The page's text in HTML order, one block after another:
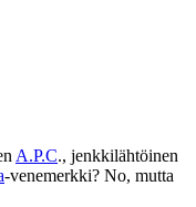
A.P.C., jenkkilähtöinen
-venemerkki? No, mutta